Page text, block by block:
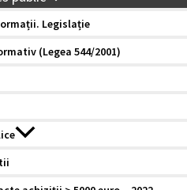
Legislație
(Legea 544/2001)